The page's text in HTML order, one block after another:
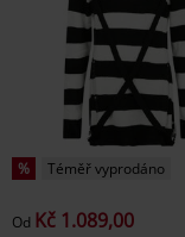
% Téměř vyprodáno
Od Kč 1.089,00